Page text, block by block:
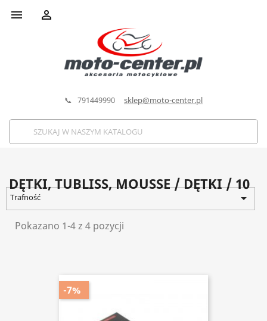
 
📞 791449990 sklep@moto-center.pl
DĘTKI, TUBLISS, MOUSSE / DĘTKI / 10
Trafność 
Pokazano 1-4 z 4 pozycji
-7%